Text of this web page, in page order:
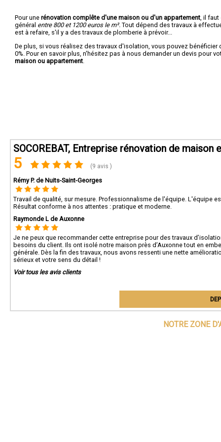
Pour une rénovation complête d'une maison ou d'un appartement , il
général entre 800 et 1200 euros le m². Tout dépend des travaux à
est à refaire, s'il y a des travaux de plomberie à prévoir...
De plus, si vous réalisez des travaux d'isolation, vous pouvez bénéficier
0%. Pour en savoir plus, n'hésitez pas à nous demander un devis pour
maison ou appartement
SOCOREBAT, Entreprise rénovation de
5 (9 avis )
Rémy P. de Nuits-Saint-Georges
Travail de qualité, sur mesure. Professionnalisme de l'équipe. L'équipe
Résultat conforme à nos attentes : pratique et moderne.
Raymonde L de Auxonne
Je ne peux que recommander cette entreprise pour des travaux
besoins du client. Ils ont isolé notre maison près d’Auxonne tout en
générale. Dès la fin des travaux, nous avons ressenti une nette
sérieux et votre sens du détail !
Voir tous les avis clients
NOTRE ZONE